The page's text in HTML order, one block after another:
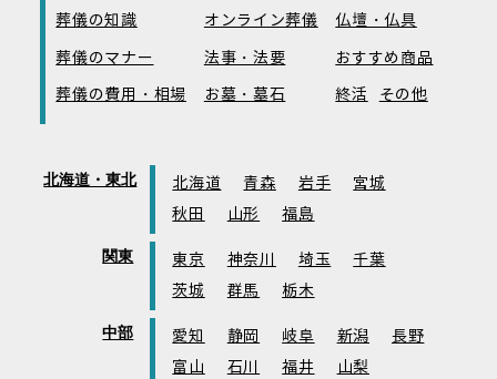
葬儀の知識 オンライン葬儀
仏壇・仏具
葬儀のマナー
法事・法要
おすすめ商品
葬儀の費用・相場
お墓・墓石 終活 その他
北海道・東北 北海道 青森 岩手
宮城
秋田
山形 福島
関東 東京 神奈川 埼玉
千葉
茨城
群馬 栃木
中部 愛知 静岡 岐阜 新潟
長野
富山
石川 福井 山梨